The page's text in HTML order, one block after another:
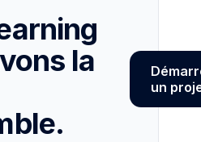
la
un